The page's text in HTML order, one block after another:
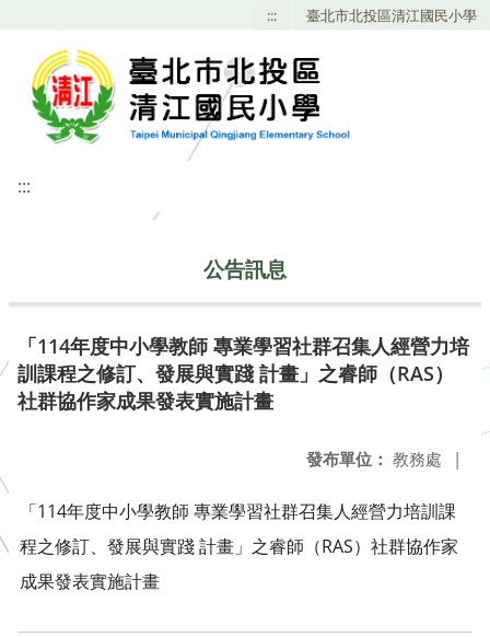
::: 臺北市北投區清江國民小學
:::
公告訊息
「114年度中小學教師 專業學習社群召集人經營力培
訓課程之修訂、發展與實踐 計畫」之睿師（RAS）
社群協作家成果發表實施計畫
發布單位： 教務處 |
「114年度中小學教師 專業學習社群召集人經營力培訓課
程之修訂、發展與實踐 計畫」之睿師（RAS）社群協作家
成果發表實施計畫